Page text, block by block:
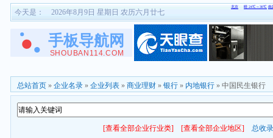
今天是： 2026年8月9日 星期日 农历六月廿七
总站首页 » 企业名录 » 企业列表 » 商业理财 » 银行 » 内地银行 » 中国民生银行
[查看全部企业行业类] [查看全部企业地区] 总收